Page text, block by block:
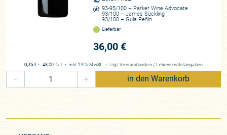
93-95/100 – Parker Wine Advocate
93/100 – James Suckling
93/100 – Guía Peñín
Lieferbar
36,00 €
0,75 l ・ 48,00 €/ l ・inkl. 19 % MwSt. ・ zzgl.Versandkosten / Lebensmittelangaben
- + in den Warenkorb